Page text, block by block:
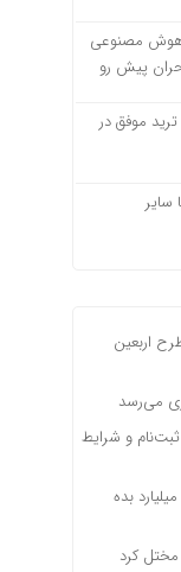
هوش مصنوعی
پیش رو
ترید موفق در
با سایر
اربعین
می‌رسد
و شرایط
کاسبی خارج‌نشین‌ها با سهمیه اقامت / ۸ میلیارد بده
کرد